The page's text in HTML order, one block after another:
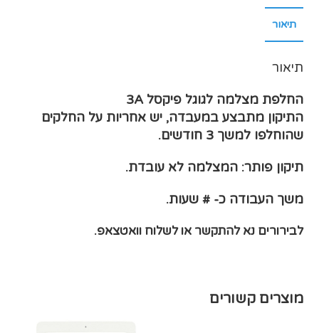
תיאור
תיאור
החלפת מצלמה לגוגל פיקסל 3A
התיקון מתבצע במעבדה, יש אחריות על החלקים
שהוחלפו למשך 3 חודשים.
תיקון פותר: המצלמה לא עובדת.
משך העבודה כ- # שעות.
לבירורים נא להתקשר או לשלוח וואטצאפ.
מוצרים קשורים